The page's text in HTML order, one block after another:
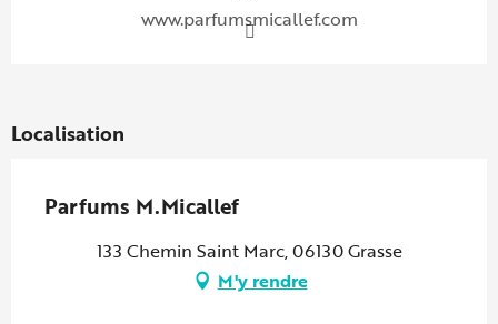
www.parfumsmicallef.com
Localisation
Parfums M.Micallef
133 Chemin Saint Marc, 06130 Grasse
M'y rendre